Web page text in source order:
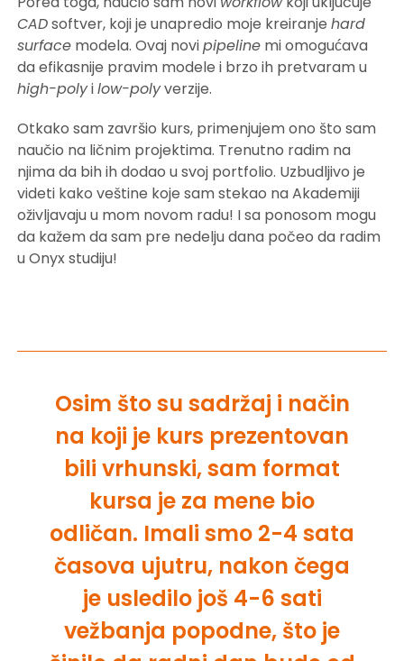
CADsoftver, koji je unapredio moje kreiranjehard
surface modela. Ovaj novipipeline mi omogućava
da efikasnije pravim modele i brzo ih pretvaram u
high-polyilow-polyverzije.
Otkako sam završio kurs, primenjujem ono što sam
naučio na ličnim projektima. Trenutno radim na
njima da bih ih dodao u svoj portfolio. Uzbudljivo je
videti kako veštine koje sam stekao na Akademiji
oživljavaju u mom novom radu! I sa ponosom mogu
da kažem da sam pre nedelju dana počeo da radim
u Onyx studiju!
Osim što su sadržaj i način
na koji je kurs prezentovan
bili vrhunski, sam format
kursa je za mene bio
odličan. Imali smo 2-4 sata
časova ujutru, nakon čega
je usledilo još 4-6 sati
vežbanja popodne, što je